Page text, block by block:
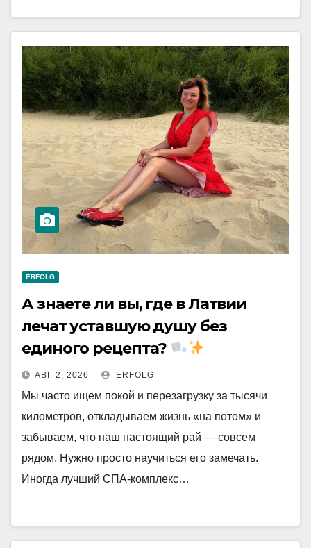
ERFOLG
А знаете ли вы, где в Латвии
лечат уставшую душу без
единого рецепта?
АВГ 2, 2026 ERFOLG
Мы часто ищем покой и перезагрузку за тысячи
километров, откладываем жизнь «на потом» и
забываем, что наш настоящий рай — совсем
рядом. Нужно просто научиться его замечать.
Иногда лучший СПА-комплекс…